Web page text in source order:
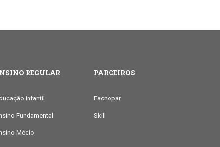
REGULAR
Infantil
Fundamental
Médio
PARCEIROS
Facnopar
Skill